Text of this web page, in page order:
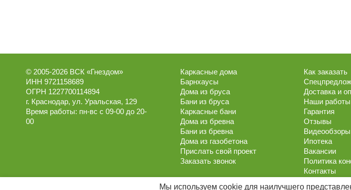
© 2005-2026 ВСК «Гнездом»
ИНН 9721158689
ОГРН 1227700114894
г. Краснодар, ул. Уральская, 129
Время работы: пн-вс с 09-00 до 20-
00
Каркасные дома
Барнхаусы
Дома из бруса
Бани из бруса
Каркасные бани
Дома из бревна
Бани из бревна
Дома из газобетона
Прислать свой проект
Заказать звонок
Как заказать
Доставка и
Наши работы
Гарантия
Отзывы
Видеообзоры
Ипотека
Вакансии
Политика
Контакты
Мы используем cookie для наилучшего